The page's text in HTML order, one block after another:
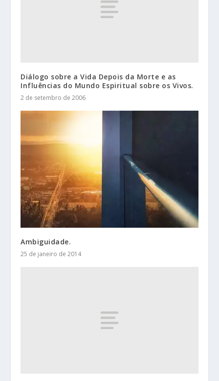
Diálogo sobre a Vida Depois da Morte e as
Influências do Mundo Espiritual sobre os Vivos.
2 de setembro de 2006
Ambiguidade.
25 de janeiro de 2014